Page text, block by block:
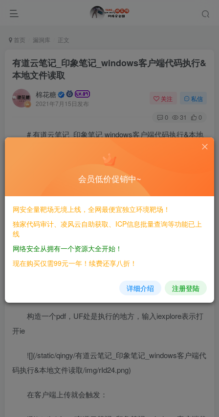
首页 漏洞库 正文
有道云笔记_印象笔记_windows客户端代码执行&
本地文件读取
棉花糖
2021年7月15日发布
关注 私信
0 31 0
# 有道云笔记_印象笔记 windows客户端代码执行&本地
==============
一、漏洞简介
————
————
构造一个pdf，UF处是执行的地方，输入iexplore表示打
开ie
![](/static/qingy/有道云笔记_印象笔记_windows客户端代
码执行&本地文件读取/img/rId24.png)
在客户端上传就会触发：
会员低价促销中~
网安全量靶场无境上线，全网最便宜独立环境靶场！
独家代码审计、凌风云自助获取、ICP信息批量查询等功能已上
线
网络安全从拥有一个资源大全开始！
现在购买仅需99元一年！续费还享八折！
详细介绍 注册登陆